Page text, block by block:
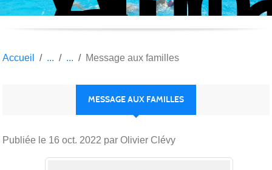
la
Accueil Message aux familles
MESSAGE AUX FAMILLES
Publiée le 16 oct. 2022 par Olivier Clévy